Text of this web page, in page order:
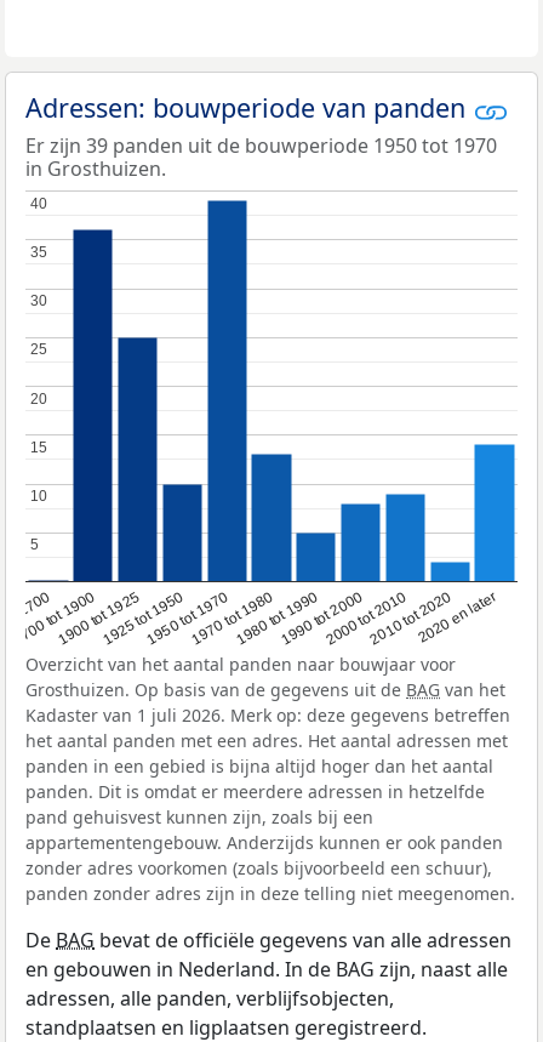
Adressen: bouwperiode van panden
Er zijn 39 panden uit de bouwperiode 1950 tot 1970
in Grosthuizen.
1700
1700 tot 1900
1900 tot 19251925 tot 19501950 tot 19701970 tot 19801980 tot 19901990 tot 20002000 tot 20102010 tot 20202020 en later
5
5
10
10
15
15
20
20
25
25
30
30
35
35
40
40
Overzicht van het aantal panden naar bouwjaar voor
Grosthuizen. Op basis van de gegevens uit de BAG van het
Kadaster van 1 juli 2026. Merk op: deze gegevens betreffen
het aantal panden met een adres. Het aantal adressen met
panden in een gebied is bijna altijd hoger dan het aantal
panden. Dit is omdat er meerdere adressen in hetzelfde
pand gehuisvest kunnen zijn, zoals bij een
appartementengebouw. Anderzijds kunnen er ook panden
zonder adres voorkomen (zoals bijvoorbeeld een schuur),
panden zonder adres zijn in deze telling niet meegenomen.
De BAG bevat de officiële gegevens van alle adressen
en gebouwen in Nederland. In de BAG zijn, naast alle
adressen, alle panden, verblijfsobjecten,
standplaatsen en ligplaatsen geregistreerd.